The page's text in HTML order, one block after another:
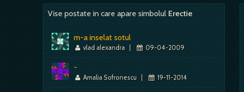
Vise postate in care apare simbolul Erectie
m-a inselat sotul
vlad alexandra | 09-04-2009
-
Amalia Sofronescu | 19-11-2014